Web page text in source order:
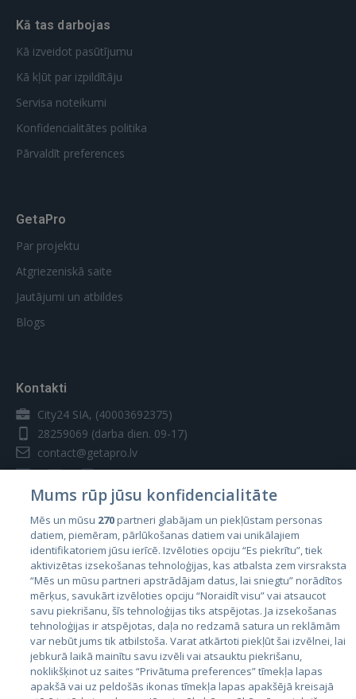
Kā tas darbojas
Kā izveidot pasūtījumu
Kā kļūt par izpildītāju
Servisa noteikumi
Konfidencialitātes politika
Pārvaldīt preferences
GetaPro
Par projektu
Atgriezeniskā saite
Jautājumi un atbildes
Blogs
Kontakti
City24 SIA, (40003692375)
28259069 (darba dien. 09-17)
contact@getapro.lv
Valstis
Igaunija
Latvija
Lietuva
Mums rūp jūsu konfidencialitāte
Mēs un mūsu 270partneri glabājam un piekļūstam personas
datiem, piemēram, pārlūkošanas datiem vai unikālajiem
identifikatoriem jūsu ierīcē. Izvēloties opciju “Es piekrītu”, tiek
aktivizētas izsekošanas tehnoloģijas, kas atbalsta zem virsraksta
“Mēs un mūsu partneri apstrādājam datus, lai sniegtu” norādītos
mērķus, savukārt izvēloties opciju “Noraidīt visu” vai atsaucot
savu piekrišanu, šīs tehnoloģijas tiks atspējotas. Ja izsekošanas
tehnoloģijas ir atspējotas, daļa no redzamā satura un reklāmām
var nebūt jums tik atbilstoša. Varat atkārtoti piekļūt šai izvēlnei, lai
jebkurā laikā mainītu savu izvēli vai atsauktu piekrišanu,
noklikšķinot uz saites “Privātuma preferences” tīmekļa lapas
apakšā vai uz peldošās ikonas tīmekļa lapas apakšējā kreisajā